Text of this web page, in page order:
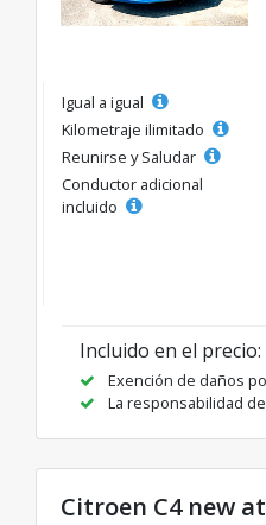
Igual a igual
Kilometraje ilimitado
Reunirse y Saludar
Conductor adicional
incluido
Incluido en el precio:
Exención de daños
La responsabilidad
Citroen C4 new at